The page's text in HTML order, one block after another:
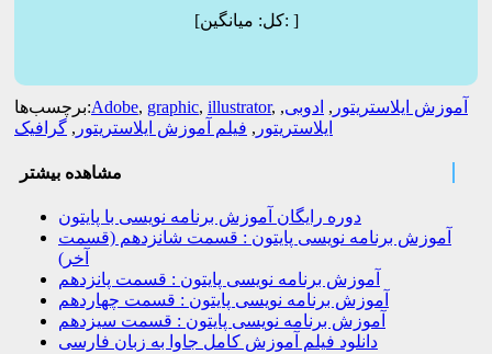
[کل:میانگین: ]
برچسب‌ها:Adobe, graphic, illustrator, آموزش ایلاستریتور , ادوبی,
ایلاستریتور , فیلم آموزش ایلاستریتور , گرافیک
مشاهده بیشتر
دوره رایگان آموزش برنامه نویسی با پایتون
آموزش برنامه نویسی پایتون : قسمت شانزدهم (قسمت
آخر)
آموزش برنامه نویسی پایتون : قسمت پانزدهم
آموزش برنامه نویسی پایتون : قسمت چهاردهم
آموزش برنامه نویسی پایتون : قسمت سیزدهم
دانلود فیلم آموزش کامل جاوا به زبان فارسی